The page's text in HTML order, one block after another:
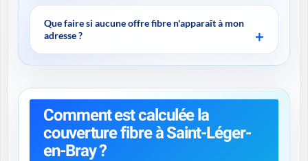
Que faire si aucune offre fibre n'apparaît à mon
adresse ?
Comment est calculée la
couverture fibre à Saint-Léger-
en-Bray ?